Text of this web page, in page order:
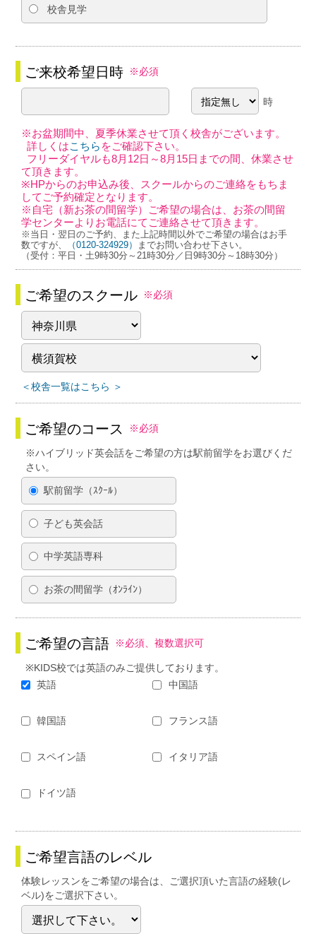
校舎見学
ご来校希望日時 ※必須
時
※お盆期間中、夏季休業させて頂く校舎がございます。
詳しくはこちら をご確認下さい。
フリーダイヤルも8月12日～8月15日までの間、休業させ
て頂きます。
※HPからのお申込み後、スクールからのご連絡をもちま
してご予約確定となります。
※自宅（新お茶の間留学）ご希望の場合は、お茶の間留
学センターよりお電話にてご連絡させて頂きます。
※当日・翌日のご予約、また上記時間以外でご希望の場合はお手
数ですが、
（0120-324929）
までお問い合わせ下さい。
（受付：平日・土9時30分～21時30分／日9時30分～18時30分）
ご希望のスクール ※必須
＜校舎一覧はこちら ＞
ご希望のコース ※必須
※ハイブリッド英会話をご希望の方は駅前留学をお選びくだ
さい。
駅前留学（ｽｸｰﾙ）
子ども英会話
中学英語専科
お茶の間留学（ｵﾝﾗｲﾝ）
ご希望の言語 ※必須、複数選択可
※KIDS校では英語のみご提供しております。
英語
中国語
韓国語 フランス語
スペイン語 イタリア語
ドイツ語
ご希望言語のレベル
体験レッスンをご希望の場合は、ご選択頂いた言語の経験(レ
ベル)をご選択下さい。